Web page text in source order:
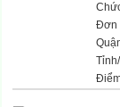
Đơn